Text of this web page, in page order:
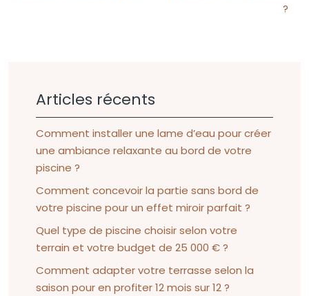
?
Articles récents
Comment installer une lame d’eau pour créer
une ambiance relaxante au bord de votre
piscine ?
Comment concevoir la partie sans bord de
votre piscine pour un effet miroir parfait ?
Quel type de piscine choisir selon votre
terrain et votre budget de 25 000 € ?
Comment adapter votre terrasse selon la
saison pour en profiter 12 mois sur 12 ?